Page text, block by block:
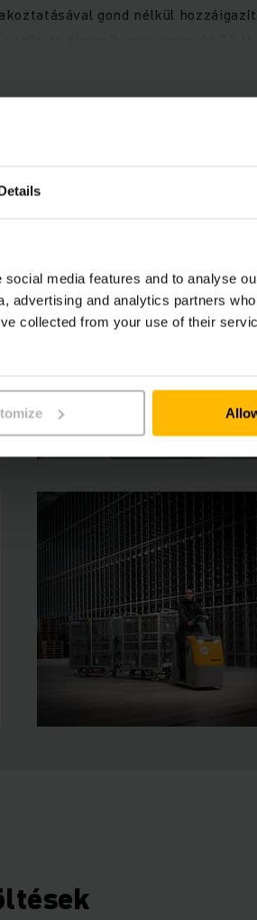
media features and to analyse
advertising and analytics partners
collected from your use of their
gond nélkül
esetén is maximális
valamint a menetbiztonságot